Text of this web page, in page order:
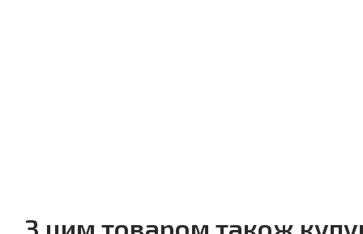
З цим товаром також